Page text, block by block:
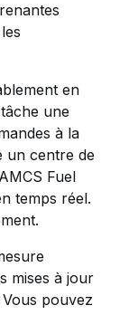
en
une
à la
un centre de
Fuel
temps réel.
mises à jour
pouvez